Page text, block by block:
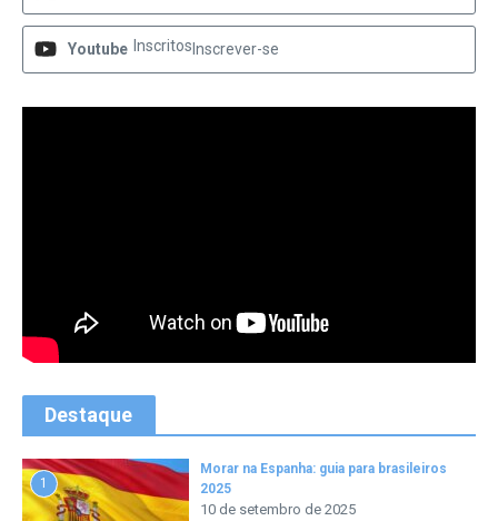
Youtube Inscritos Inscrever-se
Destaque
1
Morar na Espanha: guia para brasileiros
2025
10 de setembro de 2025